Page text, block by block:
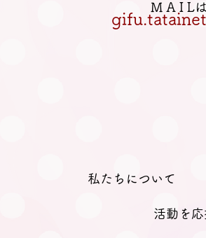
M A I L
私たちについて
活動を